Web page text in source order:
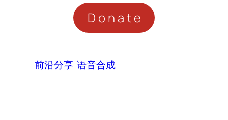
Donate
前沿分享 语音合成